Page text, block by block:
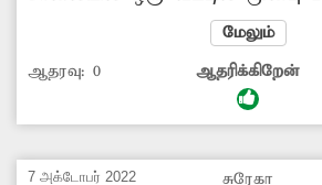
நிறுத்தப்பட்டு உள்ளன. இந்த
சாலையில் அடிக்கடி
ஏற்படுகிறது. எனவே
அந்த கார்களை வேறு
மேலும்
ஆதரவு: 0 ஆதரிக்கிறேன்
7 அக்டோபர் 2022
சுரேகா